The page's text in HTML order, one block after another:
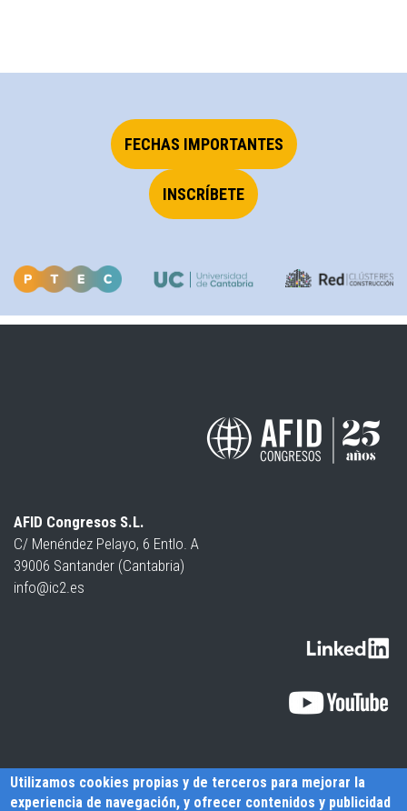
FECHAS IMPORTANTES
INSCRÍBETE
AFID Congresos S.L.
C/ Menéndez Pelayo, 6 Entlo. A
39006 Santander (Cantabria)
info@ic2.es
Utilizamos cookies propias y de terceros para mejorar la
experiencia de navegación, y ofrecer contenidos y publicidad